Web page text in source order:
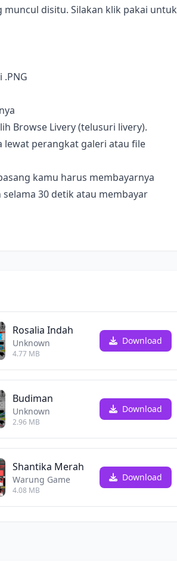
muncul disitu. Silakan klik pakai untuk
Browse Livery (telusuri livery).
lewat perangkat galeri atau file
kamu harus membayarnya
30 detik atau membayar
Rosalia Indah
Unknown
4.77 MB
Download
Budiman
Unknown
2.96 MB
Download
Shantika Merah
Warung Game
4.08 MB
Download